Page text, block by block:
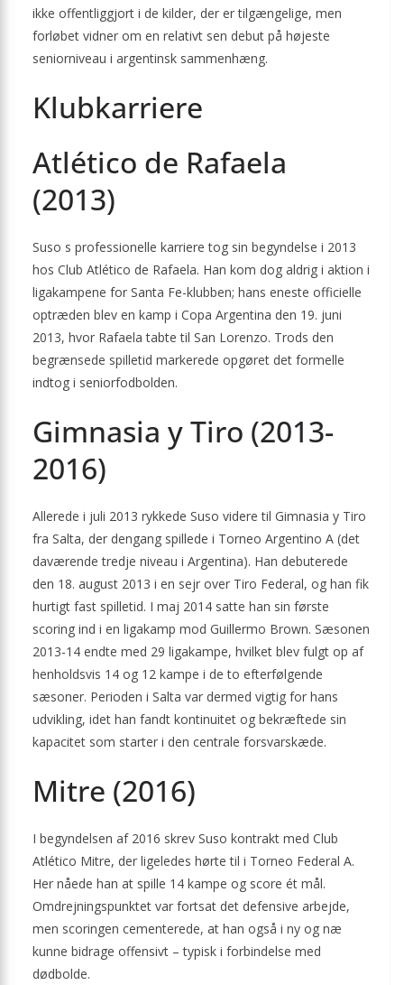
ikke offentliggjort i de kilder, der er tilgængelige, men
forløbet vidner om en relativt sen debut på højeste
seniorniveau i argentinsk sammenhæng.
Klubkarriere
Atlético de Rafaela
(2013)
Suso s professionelle karriere tog sin begyndelse i 2013
hos Club Atlético de Rafaela. Han kom dog aldrig i aktion i
ligakampene for Santa Fe-klubben; hans eneste officielle
optræden blev en kamp i Copa Argentina den 19. juni
2013, hvor Rafaela tabte til San Lorenzo. Trods den
begrænsede spilletid markerede opgøret det formelle
indtog i seniorfodbolden.
Gimnasia y Tiro (2013-
2016)
Allerede i juli 2013 rykkede Suso videre til Gimnasia y Tiro
fra Salta, der dengang spillede i Torneo Argentino A (det
daværende tredje niveau i Argentina). Han debuterede
den 18. august 2013 i en sejr over Tiro Federal, og han fik
hurtigt fast spilletid. I maj 2014 satte han sin første
scoring ind i en ligakamp mod Guillermo Brown. Sæsonen
2013-14 endte med 29 ligakampe, hvilket blev fulgt op af
henholdsvis 14 og 12 kampe i de to efterfølgende
sæsoner. Perioden i Salta var dermed vigtig for hans
udvikling, idet han fandt kontinuitet og bekræftede sin
kapacitet som starter i den centrale forsvarskæde.
Mitre (2016)
I begyndelsen af 2016 skrev Suso kontrakt med Club
Atlético Mitre, der ligeledes hørte til i Torneo Federal A.
Her nåede han at spille 14 kampe og score ét mål.
Omdrejningspunktet var fortsat det defensive arbejde,
men scoringen cementerede, at han også i ny og næ
kunne bidrage offensivt – typisk i forbindelse med
dødbolde.